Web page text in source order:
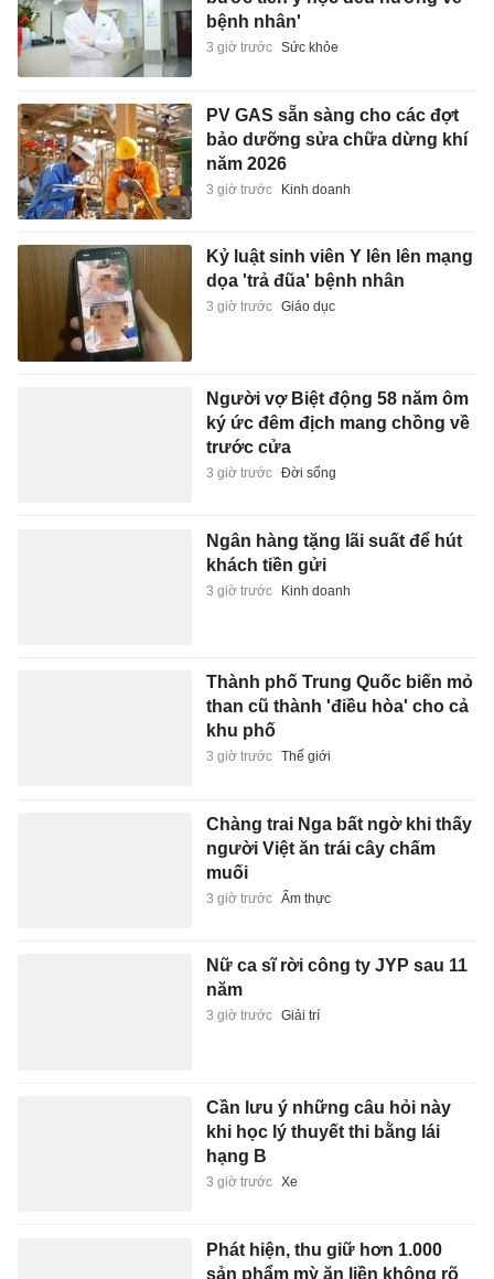
bệnh nhân'
3 giờ trước Sức khỏe
PV GAS sẵn sàng cho các đợt
bảo dưỡng sửa chữa dừng khí
năm 2026
3 giờ trước Kinh doanh
Kỷ luật sinh viên Y lên lên mạng
dọa 'trả đũa' bệnh nhân
3 giờ trước Giáo dục
Người vợ Biệt động 58 năm ôm
ký ức đêm địch mang chồng về
trước cửa
3 giờ trước Đời sống
Ngân hàng tặng lãi suất để hút
khách tiền gửi
3 giờ trước Kinh doanh
Thành phố Trung Quốc biến mỏ
than cũ thành 'điều hòa' cho cả
khu phố
3 giờ trước Thế giới
Chàng trai Nga bất ngờ khi thấy
người Việt ăn trái cây chấm
muối
3 giờ trước Ẩm thực
Nữ ca sĩ rời công ty JYP sau 11
năm
3 giờ trước Giải trí
Cần lưu ý những câu hỏi này
khi học lý thuyết thi bằng lái
hạng B
3 giờ trước Xe
Phát hiện, thu giữ hơn 1.000
sản phẩm mỳ ăn liền không rõ